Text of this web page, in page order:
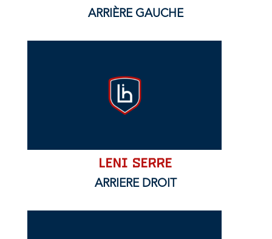
ARRIÈRE GAUCHE
Leni SERRE
ARRIERE DROIT